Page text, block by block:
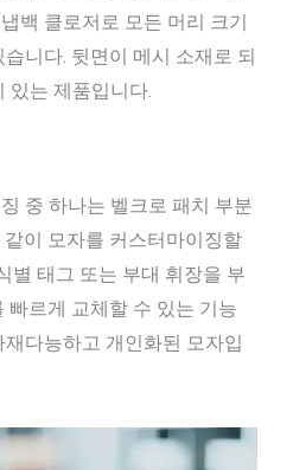
백 클로저로 모든 머리 크기
니다. 뒷면이 메시 소재로 되
있는 제품입니다.
중 하나는 벨크로 패치 부분
이 모자를 커스터마이징할
별 태그 또는 부대 휘장을 부
빠르게 교체할 수 있는 기능
다능하고 개인화된 모자입